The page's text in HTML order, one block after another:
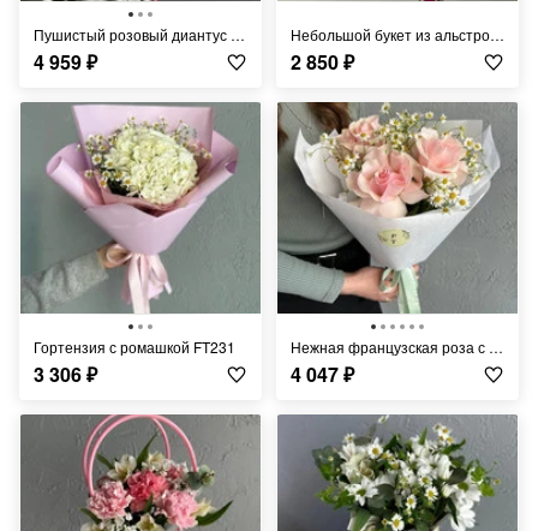
Пушистый розовый диантус с кустовыми ромашками FT232
4 959₽
Небольшой букет из альстромерии FT272
2 850₽
Гортензия с ромашкой FT231
3 306₽
Нежная французская роза с ромашкой FT233
4 047₽